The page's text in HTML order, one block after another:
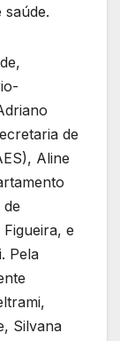
de
Aline
e
Pela
Silvana